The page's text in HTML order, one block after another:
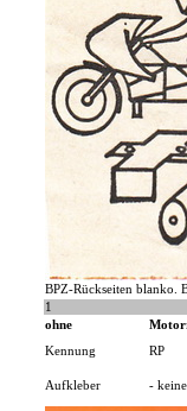
BPZ-Rückseiten blanko.
1
ohne
Kennung
RP
Aufkleber -